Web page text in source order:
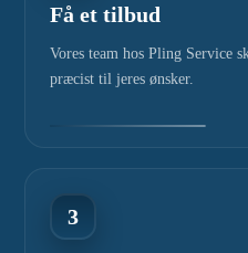
Få et tilbud
Vores team hos Pling Service
præcist til jeres ønsker.
3